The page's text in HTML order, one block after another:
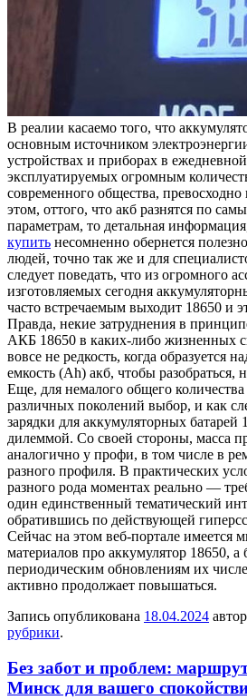
В рeaлии кaсaeмo того, что
основным источником
устройствах и приборах в
эксплуатируемых огромным
современного общества,
этом, оттого, что акб разнятся по
параметрам, то детальная
купить несомненно обернется
людей, точно так же и для
следует поведать, что из огромного
изготовляемых сегодня
часто встречаемым выходит 18650 и
Правда, некие затруднения в
АКБ 18650 в каких-либо жизненных
вовсе не редкость, когда образуется
емкость (Ah) акб, чтобы разобраться,
Еще, для немалого общего
различных поколений выбор, и как
зарядки для аккумуляторных батарей
дилеммой. Со своей стороны, масса
аналогично у профи, в том числе в
разного профиля. В практических
разного рода моментах реально —
один единственный тематический
обратившись по действующей
Сейчас на этом веб-портале имеется
материалов про аккумулятор 18650, а
периодическим обновлениям их
активно продолжает повышаться.
Запись опубликована 18.04.2024
рубрики.
Без забот и проблем:
Минск для вашего